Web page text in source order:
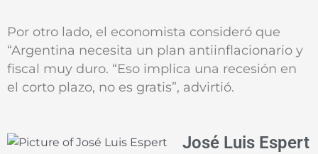
Por otro lado, el economista consideró que
“Argentina necesita un plan antiinflacionario y
fiscal muy duro. “Eso implica una recesión en
el corto plazo, no es gratis”, advirtió.
José Luis Espert